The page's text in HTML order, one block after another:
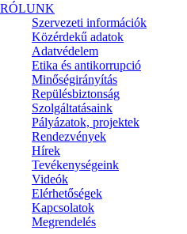
RÓLUNK
Szervezeti információk
Közérdekű adatok
Adatvédelem
Etika és antikorrupció
Minőségirányítás
Repülésbiztonság
Szolgáltatásaink
Pályázatok, projektek
Rendezvények
Hírek
Tevékenységeink
Videók
Elérhetőségek
Kapcsolatok
Megrendelés